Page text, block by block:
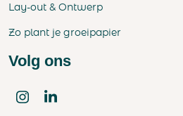
Lay-out & Ontwerp
Zo plant je groeipapier
Volg ons